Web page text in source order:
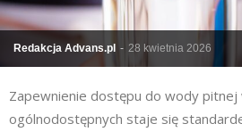
Redakcja Advans.pl - 28 kwietnia 2026
Zapewnienie dostępu do wody pitnej
ogólnodostępnych staje się